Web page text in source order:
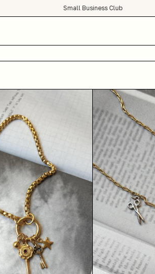
condições de frete grátis para todo Brasil :)